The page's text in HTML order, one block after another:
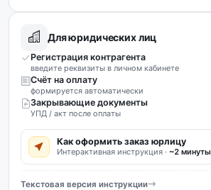
Для юридических лиц
Регистрация контрагента
введите реквизиты в личном кабинете
Счёт на оплату
формируется автоматически
Закрывающие документы
УПД / акт после оплаты
Как оформить заказ юрлицу
Интерактивная инструкция · ~2 минуты
Текстовая версия инструкции